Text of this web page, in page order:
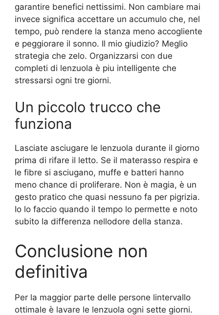
garantire benefici nettissimi. Non cambiare mai
invece significa accettare un accumulo che, nel
tempo, può rendere la stanza meno accogliente
e peggiorare il sonno. Il mio giudizio? Meglio
strategia che zelo. Organizzarsi con due
completi di lenzuola è piu intelligente che
stressarsi ogni tre giorni.
Un piccolo trucco che
funziona
Lasciate asciugare le lenzuola durante il giorno
prima di rifare il letto. Se il materasso respira e
le fibre si asciugano, muffe e batteri hanno
meno chance di proliferare. Non è magia, è un
gesto pratico che quasi nessuno fa per pigrizia.
Io lo faccio quando il tempo lo permette e noto
subito la differenza nellodore della stanza.
Conclusione non
definitiva
Per la maggior parte delle persone lintervallo
ottimale è lavare le lenzuola ogni sette giorni.